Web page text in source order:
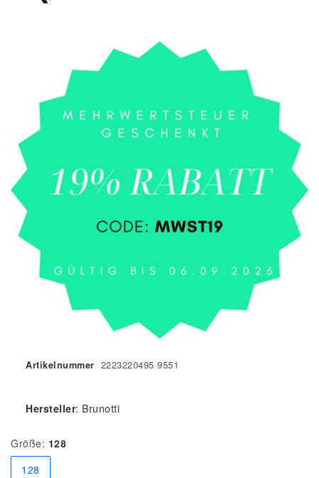
Artikelnummer 2223220495 9551
Hersteller: Brunotti
Größe: 128
128